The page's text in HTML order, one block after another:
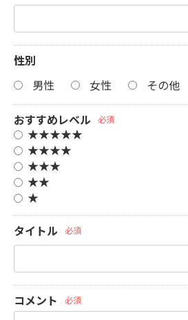
性別
男性
女性 その他
おすすめレベル 必須
★★★★★
★★★★
★★★
★★
★
タイトル
必須
コメント 必須